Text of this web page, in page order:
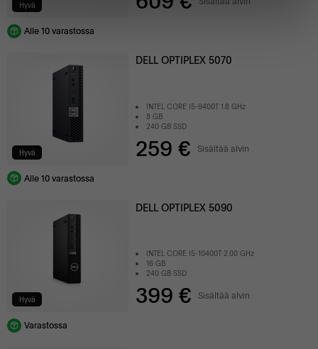
Hyvä
Alle 10 varastossa
Hyvä
DELL OPTIPLEX 5070
INTEL CORE I5-9400T 1.8 GHz
8 GB
240 GB SSD
259 € Sisältää alvin
Alle 10 varastossa
Hyvä
DELL OPTIPLEX 5090
INTEL CORE I5-10400T 2.00 GHz
16 GB
240 GB SSD
399 € Sisältää alvin
Varastossa